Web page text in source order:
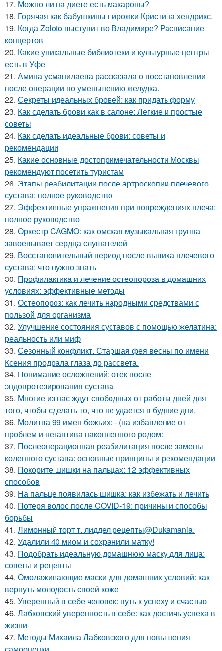
17. Можно ли на диете есть макароны?
18. Горячая как бабушкины пирожки Кристина хендрикс.
19. Когда Zoloto выступит во Владимире? Расписание
концертов
20. Какие уникальные библиотеки и культурные центры
есть в Уфе
21. Амина усманилаева рассказала о восстановлении
после операции по уменьшению желудка.
22. Секреты идеальных бровей: как придать форму
23. Как сделать брови как в салоне: Легкие и простые
советы
24. Как сделать идеальные брови: советы и
рекомендации
25. Какие основные достопримечательности Москвы
рекомендуют посетить туристам
26. Этапы реабилитации после артроскопии плечевого
сустава: полное руководство
27. Эффективные упражнения при повреждениях плеча:
полное руководство
28. Оркестр CAGMO: как омская музыкальная группа
завоевывает сердца слушателей
29. Восстановительный период после вывиха плечевого
сустава: что нужно знать
30. Профилактика и лечение остеопороза в домашних
условиях: эффективные методы
31. Остеопороз: как лечить народными средствами с
пользой для организма
32. Улучшение состояния суставов с помощью желатина:
реальность или миф
33. Сезонный конфликт. Старшая фея весны по имени
Ксения продрала глаза до рассвета.
34. Понимание осложнений: отек после
эндопротезирования сустава
35. Многие из нас ждут свободных от работы дней для
того, чтобы сделать то, что не удается в будние дни.
36. Молитва 99 имен божьих: - (на избавление от
проблем и негаптива накопленного родом:
37. Послеоперационная реабилитация после замены
коленного сустава: основные принципы и рекомендации
38. Покорите шишки на пальцах: 12 эффективных
способов
39. На пальце появилась шишка: как избежать и лечить
40. Потеря волос после COVID-19: причины и способы
борьбы
41. Лимонный торт т. лиддел рецепты@Dukamania.
42. Удалили 40 миом и сохранили матку!
43. Подобрать идеальную домашнюю маску для лица:
советы и рецепты
44. Омолаживающие маски для домашних условий: как
вернуть молодость своей коже
45. Уверенный в себе человек: путь к успеху и счастью
46. Лабковский уверенность в себе: как достичь успеха в
жизни
47. Методы Михаила Лабковского для повышения